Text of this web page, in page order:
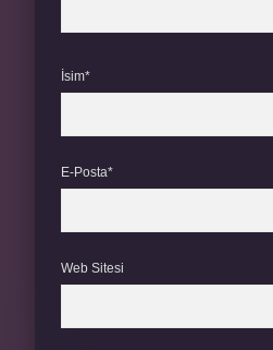
İsim*
E-Posta*
Web Sitesi